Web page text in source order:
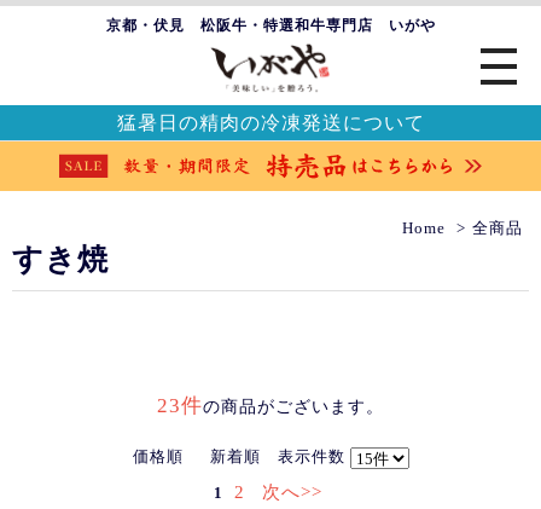
京都・伏見 松阪牛・特選和牛専門店 いがや
猛暑日の精肉の冷凍発送について
Home 全商品
すき焼
23件の商品がございます。
価格順 新着順 表示件数
1 2 次へ>>